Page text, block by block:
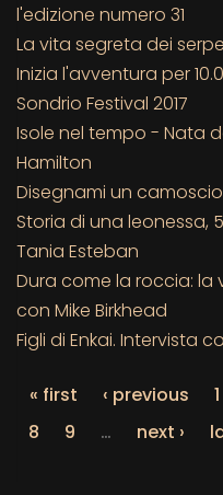
l'edizione numero 31
La vita segreta dei
Inizia l'avventura per
Sondrio Festival 2017
Isole nel tempo - Nata
Hamilton
Disegnami un
Storia di una leonessa,
Tania Esteban
Dura come la roccia: la
con Mike Birkhead
Figli di Enkai. Intervista
« first ‹ previous 1
8
9 … next ›